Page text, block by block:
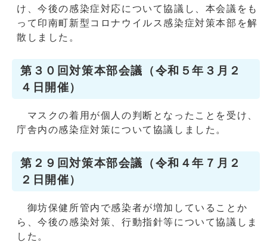
け、今後の感染症対応について協議し、本会議をも
って印南町新型コロナウイルス感染症対策本部を解
散しました。
第３０回対策本部会議（令和５年３月２
４日開催）
マスクの着用が個人の判断となったことを受け、
庁舎内の感染症対策について協議しました。
第２９回対策本部会議（令和４年７月２
２日開催）
御坊保健所管内で感染者が増加していることか
ら、今後の感染対策、行動指針等について協議しま
した。